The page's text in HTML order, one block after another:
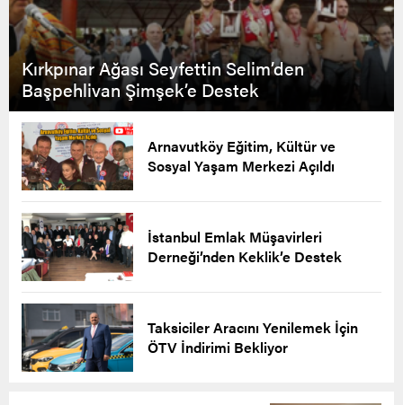
Kırkpınar Ağası Seyfettin Selim’den
Başpehlivan Şimşek’e Destek
Arnavutköy Eğitim, Kültür ve
Sosyal Yaşam Merkezi Açıldı
İstanbul Emlak Müşavirleri
Derneği’nden Keklik’e Destek
Taksiciler Aracını Yenilemek İçin
ÖTV İndirimi Bekliyor